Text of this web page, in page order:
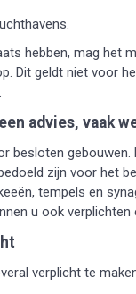
hebben, mag het
Dit geldt niet voor
advies, vaak
besloten
zijn voor het
tempels en
u ook verplichten
verplicht te